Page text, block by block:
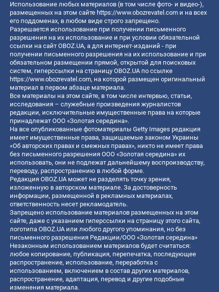
Использование любых материалов (в том числе фото- и видео-),
размещенных на этом сайте https://www.obozrevatel.com и на всех
его поддоменах, в любом виде строго запрещено.
Разрешается использование при получении письменного
разрешения на их использование и при условии обязательной
ссылки на сайт OBOZ.UA, а для интернет-изданий - при
получении письменного разрешения на их использование и при
обязательном размещении прямой, открытой для поисковых
систем, гиперссылки на страницу OBOZ.UA по ссылке
https://www.obozrevatel.com, на которой размещен оригинальный
материал в первом абзаце материала.
Все материалы на этом сайте, в том числе интервью, статьи,
исследования – служебные произведения журналистов
редакции, исключительные имущественные права на которые
принадлежат ООО «Золотая середина».
На все опубликованные фотоматериалы Getty Images редакция
имеет имущественные права, защищаемые законом Украины
«Об авторских правах и смежных правах», никто не имеет права
без письменного разрешения ООО «Золотая середина» их
использовать, они не подлежат дальнейшему воспроизводству,
переводу, распространению в любой форме.
Редакция OBOZ.UA может не разделять точку зрения,
изложенную в авторском материале. За достоверность
информации, размещенной в рекламных материалах,
ответственность несет рекламодатель.
Запрещено использование материалов размещенных на этом
сайте, даже с указанием гиперссылки на страницу этого сайта,
логотипа OBOZ.UA или любого другого упоминания, но без
письменного разрешения Редакции/ООО «Золотая середина»
Незаконным использованием материалов будет считаться:
любое копирование, публикация, перепечатка, последующее
распространение, использование, переработка с
использованием, включением в состав других материалов,
распространение, адаптация, перевод и другие подобные
изменения материала.